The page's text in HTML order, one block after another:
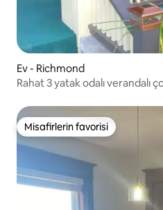
Ev - Richmond
Rahat 3 yatak odalı verandalı
Misafirlerin favorisi
Misafirlerin favorisi